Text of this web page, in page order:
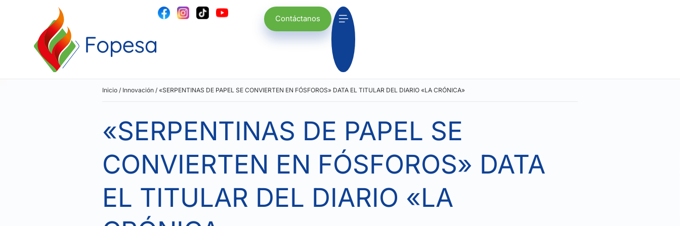
Contáctanos
Inicio/ Innovación/ «SERPENTINAS DE PAPEL SE CONVIERTEN EN FÓSFOROS» DATA EL TITULAR DEL DIARIO «LA CRÓNICA»
«SERPENTINAS DE PAPEL SE
CONVIERTEN EN FÓSFOROS» DATA
EL TITULAR DEL DIARIO «LA